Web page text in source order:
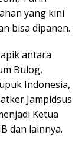
yang kini
bisa dipanen.
antara
Bulog,
Indonesia,
Jampidsus
Ketua
dan lainnya.